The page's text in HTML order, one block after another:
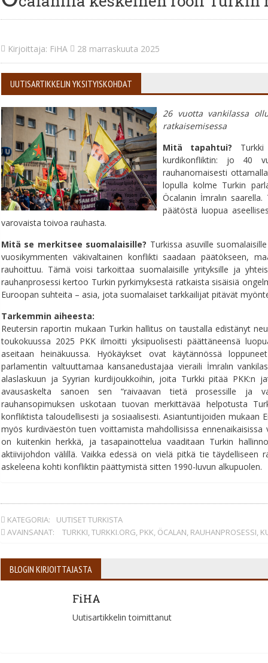
Kirjoittaja: FiHA 28 marraskuuta 2025
UUTISARTIKKELIN YKSITYISKOHDAT
26 vuotta vankilassa
ratkaisemisessa
Mitä tapahtui? Turkki
kurdikonfliktin: jo 40
rauhanomaisesti
lopulla kolme Turkin
Öcalanin İmralın
päätöstä luopua
varovaista toivoa rauhasta.
Mitä se merkitsee suomalaisille? Turkissa asuville
vuosikymmenten väkivaltainen konflikti saadaan päätökseen,
rauhoittuu. Tämä voisi tarkoittaa suomalaisille yrityksille ja
rauhanprosessi kertoo Turkin pyrkimyksestä ratkaista sisäisiä
Euroopan suhteita – asia, jota suomalaiset tarkkailijat pitävät
Tarkemmin aiheesta:
Reutersin raportin mukaan Turkin hallitus on taustalla edistänyt
toukokuussa 2025 PKK ilmoitti yksipuolisesti päättäneensä
aseitaan heinäkuussa. Hyökäykset ovat käytännössä
parlamentin valtuuttamaa kansanedustajaa vieraili İmralın
alaslaskuun ja Syyrian kurdijoukkoihin, joita Turkki pitää PKK:n
avausaskelta sanoen sen “raivaavan tietä prosessille ja
rauhansopimuksen uskotaan tuovan merkittävää helpotusta
konfliktista taloudellisesti ja sosiaalisesti. Asiantuntijoiden
myös kurdiväestön tuen voittamista mahdollisissa ennenaikaisissa
on kuitenkin herkkä, ja tasapainottelua vaaditaan Turkin
aktiivijohdon välillä. Vaikka edessä on vielä pitkä tie täydelliseen
askeleena kohti konfliktin päättymistä sitten 1990-luvun alkupuolen.
KATEGORIA:
UUTISET TURKISTA
AVAINSANAT:
TURKKI,TURKKI.ORG, PKK, ÖCALAN, RAUHANPROSESSI,
BLOGIN KIRJOITTAJASTA
FiHA
Uutisartikkelin toimittanut